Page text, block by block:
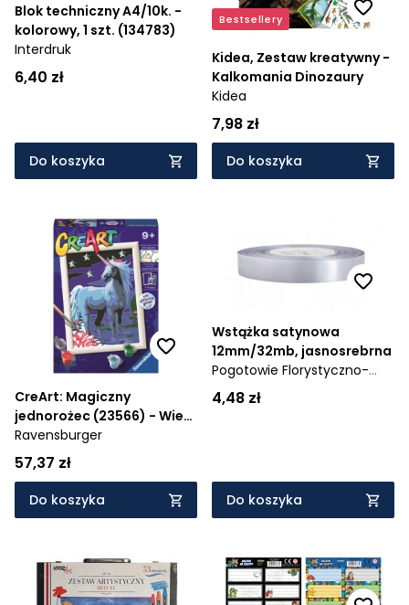
Blok techniczny A4/10k. -
kolorowy, 1 szt. (134783)
Interdruk
6,40 zł
Do koszyka
Bestsellery
Kidea, Zestaw kreatywny -
Kalkomania Dinozaury
Kidea
7,98 zł
Do koszyka
CreArt: Magiczny
jednorożec (23566) - Wiek:
9+
Ravensburger
57,37 zł
Do koszyka
Wstążka satynowa
12mm/32mb, jasnosrebrna
Pogotowie Florystyczno-
Ślubne
4,48 zł
Do koszyka